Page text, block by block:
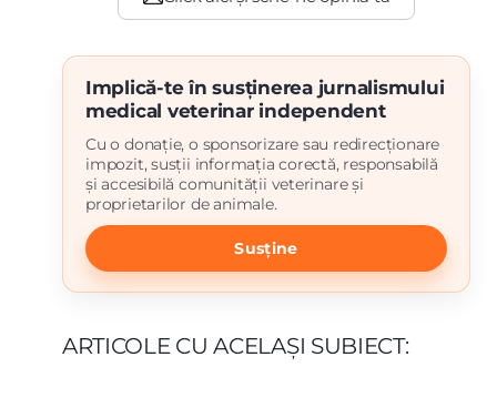
Implică-te în susținerea jurnalismului
medical veterinar independent
Cu o donație, o sponsorizare sau redirecționare
impozit, susții informația corectă, responsabilă
și accesibilă comunității veterinare și
proprietarilor de animale.
Susține
ARTICOLE CU ACELAȘI SUBIECT: